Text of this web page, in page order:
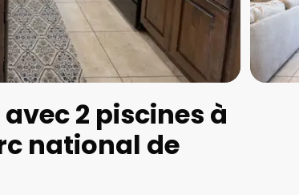
2 piscines à
national de